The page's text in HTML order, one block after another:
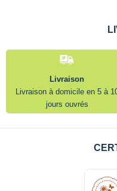
Livraison
Livraison à domicile en 5 à
jours ouvrés